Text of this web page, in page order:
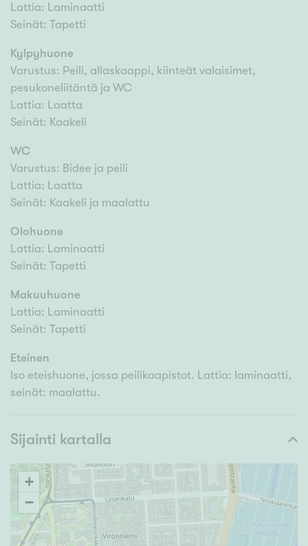
Lattia: Laminaatti
Seinät: Tapetti
Kylpyhuone
Varustus: Peili, allaskaappi, kiinteät valaisimet,
pesukoneliitäntä ja WC
Lattia: Laatta
Seinät: Kaakeli
WC
Varustus: Bidee ja peili
Lattia: Laatta
Seinät: Kaakeli ja maalattu
Olohuone
Lattia: Laminaatti
Seinät: Tapetti
Makuuhuone
Lattia: Laminaatti
Seinät: Tapetti
Eteinen
Iso eteishuone, jossa peilikaapistot. Lattia: laminaatti,
seinät: maalattu.
Sijainti kartalla
+
−